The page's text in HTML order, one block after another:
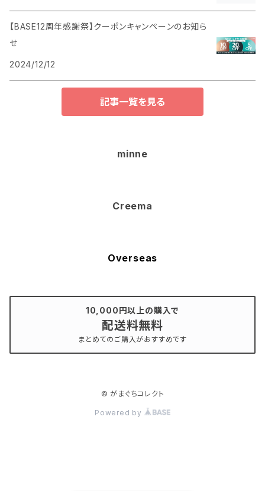
【BASE12周年感謝祭】クーポンキャンペーンのお知ら
せ
2024/12/12
記事一覧を見る
minne
Creema
Overseas
10,000円以上の購入で
配送料無料
まとめてのご購入がおすすめです
© がまぐちコレクト
Powered by